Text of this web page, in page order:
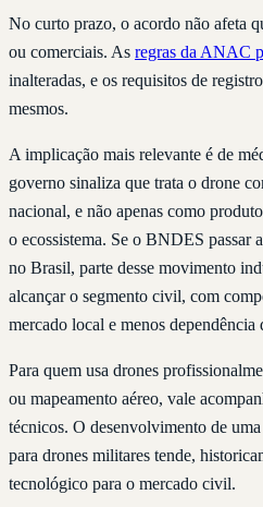
No curto prazo, o acordo não afeta
ou comerciais. As regras da ANAC
inalteradas, e os requisitos de
mesmos.
A implicação mais relevante é de
governo sinaliza que trata o drone
nacional, e não apenas como
o ecossistema. Se o BNDES passar
no Brasil, parte desse movimento
alcançar o segmento civil, com
mercado local e menos dependência
Para quem usa drones
ou mapeamento aéreo, vale
técnicos. O desenvolvimento de
para drones militares tende,
tecnológico para o mercado civil.